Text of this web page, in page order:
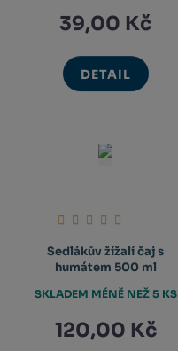
39,00 Kč
DETAIL
Sedlákův žížalí čaj s
humátem 500 ml
120,00 Kč
SKLADEM MÉNĚ NEŽ 5 KS